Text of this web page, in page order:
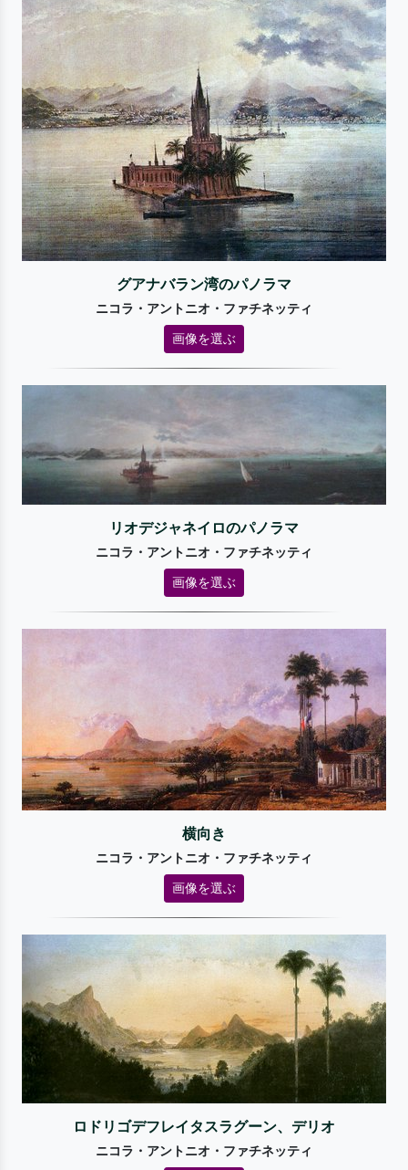
グアナバラン湾のパノラマ
ニコラ・アントニオ・ファチネッティ
画像を選ぶ
リオデジャネイロのパノラマ
ニコラ・アントニオ・ファチネッティ
画像を選ぶ
横向き
ニコラ・アントニオ・ファチネッティ
画像を選ぶ
ロドリゴデフレイタスラグーン、デリオ
ニコラ・アントニオ・ファチネッティ